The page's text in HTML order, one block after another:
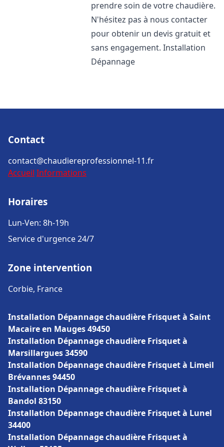
prendre soin de votre chaudière.
N'hésitez pas à nous contacter
pour obtenir un devis gratuit et
sans engagement. Installation
Dépannage
Contact
contact@chaudiereprofessionnel-11.fr
Accueil Informations
Horaires
Lun-Ven: 8h-19h
Service d'urgence 24/7
Zone intervention
Corbie, France
Installation Dépannage chaudière Frisquet à Saint
Macaire en Mauges 49450
Installation Dépannage chaudière Frisquet à
Marsillargues 34590
Installation Dépannage chaudière Frisquet à Limeil
Brévannes 94450
Installation Dépannage chaudière Frisquet à
Bandol 83150
Installation Dépannage chaudière Frisquet à Lunel
34400
Installation Dépannage chaudière Frisquet à